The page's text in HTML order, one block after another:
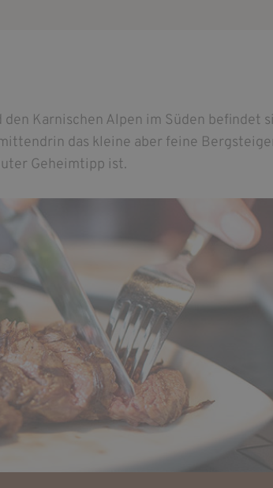
Karnischen Alpen im Süden befindet
das kleine aber feine
Geheimtipp ist.